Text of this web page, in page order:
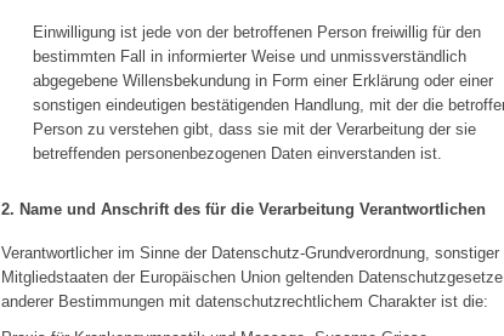
Einwilligung ist jede von der betroffenen Person freiwillig für den
bestimmten Fall in informierter Weise und unmissverständlich
abgegebene Willensbekundung in Form einer Erklärung oder einer
sonstigen eindeutigen bestätigenden Handlung, mit der die
Person zu verstehen gibt, dass sie mit der Verarbeitung der sie
betreffenden personenbezogenen Daten einverstanden ist.
2. Name und Anschrift des für die Verarbeitung Verantwortlichen
Verantwortlicher im Sinne der Datenschutz-Grundverordnung, sonstiger
Mitgliedstaaten der Europäischen Union geltenden
anderer Bestimmungen mit datenschutzrechtlichem Charakter ist die: